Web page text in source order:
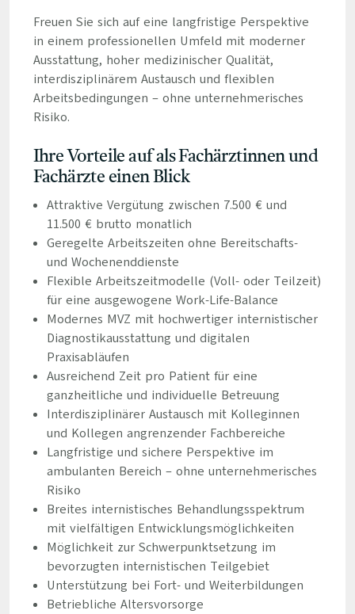
Freuen Sie sich auf eine langfristige Perspektive
in einem professionellen Umfeld mit moderner
Ausstattung, hoher medizinischer Qualität,
interdisziplinärem Austausch und flexiblen
Arbeitsbedingungen – ohne unternehmerisches
Risiko.
Ihre Vorteile auf als Fachärztinnen und
Fachärzte einen Blick
Attraktive Vergütung zwischen 7.500 € und
11.500 € brutto monatlich
Geregelte Arbeitszeiten ohne Bereitschafts-
und Wochenenddienste
Flexible Arbeitszeitmodelle (Voll- oder Teilzeit)
für eine ausgewogene Work-Life-Balance
Modernes MVZ mit hochwertiger internistischer
Diagnostikausstattung und digitalen
Praxisabläufen
Ausreichend Zeit pro Patient für eine
ganzheitliche und individuelle Betreuung
Interdisziplinärer Austausch mit Kolleginnen
und Kollegen angrenzender Fachbereiche
Langfristige und sichere Perspektive im
ambulanten Bereich – ohne unternehmerisches
Risiko
Breites internistisches Behandlungsspektrum
mit vielfältigen Entwicklungsmöglichkeiten
Möglichkeit zur Schwerpunktsetzung im
bevorzugten internistischen Teilgebiet
Unterstützung bei Fort- und Weiterbildungen
Betriebliche Altersvorsorge